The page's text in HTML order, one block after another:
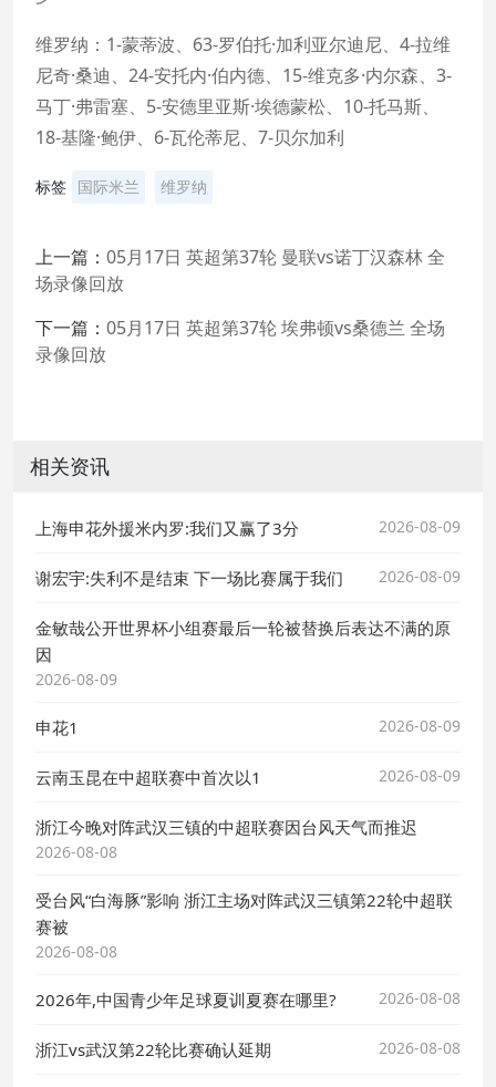
维罗纳：1-蒙蒂波、63-罗伯托·加利亚尔迪尼、4-拉维
尼奇·桑迪、24-安托内·伯内德、15-维克多·内尔森、3-
马丁·弗雷塞、5-安德里亚斯·埃德蒙松、10-托马斯、
18-基隆·鲍伊、6-瓦伦蒂尼、7-贝尔加利
标签 国际米兰 维罗纳
上一篇： 05月17日 英超第37轮 曼联vs诺丁汉森林 全
场录像回放
下一篇： 05月17日 英超第37轮 埃弗顿vs桑德兰 全场
录像回放
相关资讯
上海申花外援米内罗:我们又赢了3分 2026-08-09
谢宏宇:失利不是结束 下一场比赛属于我们 2026-08-09
金敏哉公开世界杯小组赛最后一轮被替换后表达不满的原
因
2026-08-09
申花1 2026-08-09
云南玉昆在中超联赛中首次以1 2026-08-09
浙江今晚对阵武汉三镇的中超联赛因台风天气而推迟
2026-08-08
受台风“白海豚”影响 浙江主场对阵武汉三镇第22轮中超联
赛被
2026-08-08
2026年,中国青少年足球夏训夏赛在哪里? 2026-08-08
浙江vs武汉第22轮比赛确认延期 2026-08-08